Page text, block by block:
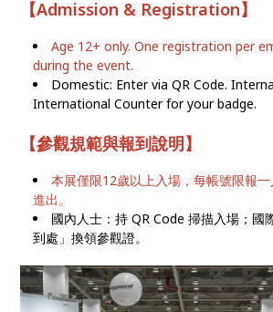
【Admission & Registration】
Age 12+ only. One registration per
during the event.
Domestic: Enter via QR Code.
International Counter for your badge.
【參觀規範與報到說明】
本展僅限12歲以上入場，每帳號限報
進出。
國內人士：持 QR Code 掃描入場；國
到處」換領參觀證。